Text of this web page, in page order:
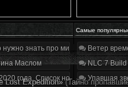
Самые
нужно знать про мир, геймплей и
Маслом
года. Список нововведений
Ветер
NLC 7 Build
Упавшая
Lost Expedition» (Тайно